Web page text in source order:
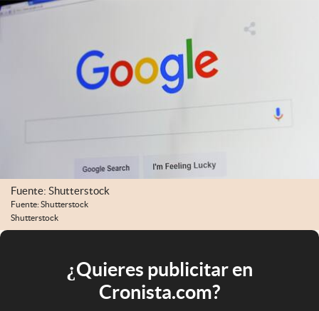
Fuente: Shutterstock
Fuente: Shutterstock
Shutterstock
¿Quieres publicitar en
Cronista.com?